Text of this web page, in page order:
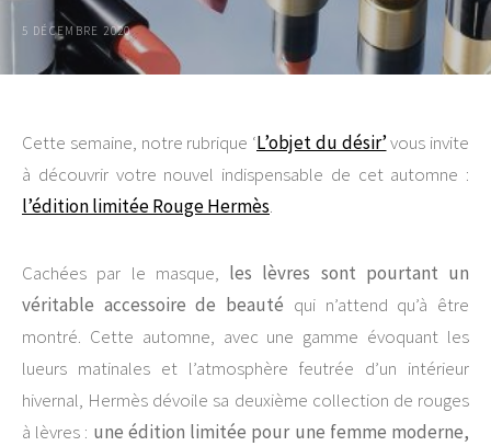
5 DÉCEMBRE 2020
Cette semaine, notre rubrique ‘L’objet du désir’vous invite
à découvrir votre nouvel indispensable de cet automne :
l’édition limitée Rouge Hermès.
Cachées par le masque, les lèvres sont pourtant un
véritable accessoire de beauté qui n’attend qu’à être
montré. Cette automne, avec une gamme évoquant les
lueurs matinales et l’atmosphère feutrée d’un intérieur
hivernal, Hermès dévoile sa deuxième collection de rouges
à lèvres : une édition limitée pour une femme moderne,